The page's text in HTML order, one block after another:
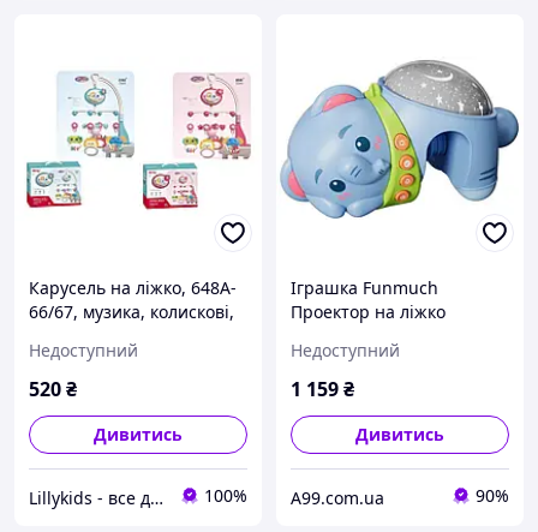
Карусель на ліжко, 648A-
66/67, музика, колискові,
в коробці р.32*6,8*24,5см
Недоступний
520₴
Дивитись
Lillykids - все для дітей! 100%
Іграшка Funmuch
Проектор на ліжко
шум (7229101)
Недоступний
1 159₴
Дивитись
A99.com.ua 90%